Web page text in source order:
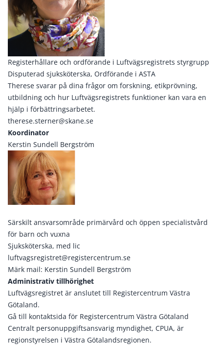
Registerhållare och ordförande i Luftvägsregistrets styrgrupp
Disputerad sjuksköterska, Ordförande i ASTA
Therese svarar på dina frågor om forskning, etikprövning,
utbildning och hur Luftvägsregistrets funktioner kan vara en
hjälp i förbättringsarbetet.
therese.sterner@skane.se
Koordinator
Kerstin Sundell Bergström
Särskilt ansvarsområde primärvård och öppen specialistvård
för barn och vuxna
Sjuksköterska, med lic
luftvagsregistret@registercentrum.se
Märk mail: Kerstin Sundell Bergström
Administrativ tillhörighet
Luftvägsregistret är anslutet till Registercentrum Västra
Götaland.
Gå till kontaktsida för Registercentrum Västra Götaland
Centralt personuppgiftsansvarig myndighet, CPUA, är
regionstyrelsen i Västra Götalandsregionen.